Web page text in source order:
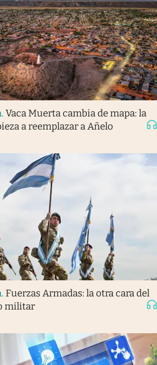
. Vaca Muerta cambia de mapa: la
a reemplazar a Añelo
. Fuerzas Armadas: la otra cara del
militar